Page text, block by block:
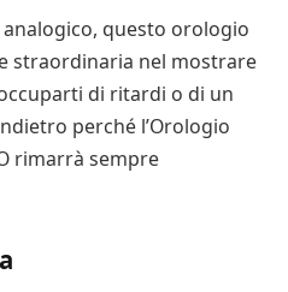
questo orologio
straordinaria nel mostrare
di ritardi o di un
perché l’Orologio
rimarrà sempre